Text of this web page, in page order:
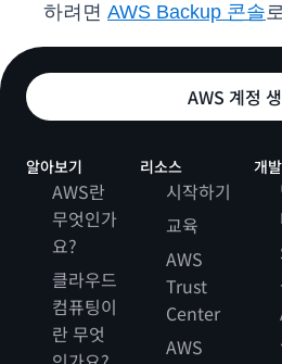
하려면 AWS Backup 콘솔
AWS 계정
알아보기
AWS란
무엇인가
요?
클라우드
컴퓨팅이
란 무엇
리소스
시작하기
교육
AWS
Trust
Center
AWS
개